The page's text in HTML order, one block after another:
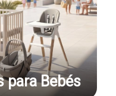
para Bebés